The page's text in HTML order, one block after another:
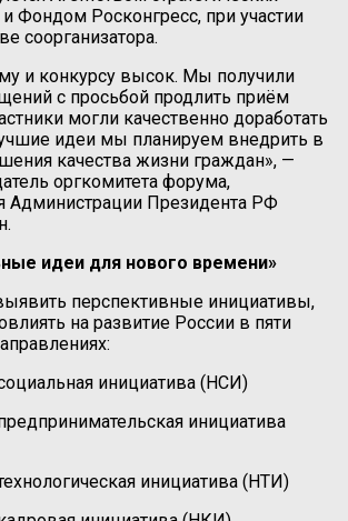
Фондом Росконгресс, при участии
соорганизатора.
и конкурсу высок. Мы получили
с просьбой продлить приём
могли качественно доработать
идеи мы планируем внедрить в
качества жизни граждан», —
оргкомитета форума,
Администрации Президента РФ
идеи для нового времени»
перспективные инициативы,
на развитие России в пяти
инициатива (НСИ)
инициатива
инициатива (НТИ)